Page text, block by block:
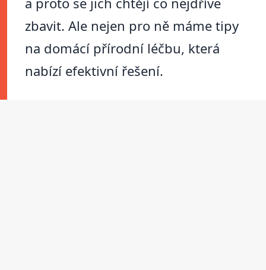
zbavit. Ale nejen pro ně máme tipy
na domácí přírodní léčbu, která
nabízí efektivní řešení.